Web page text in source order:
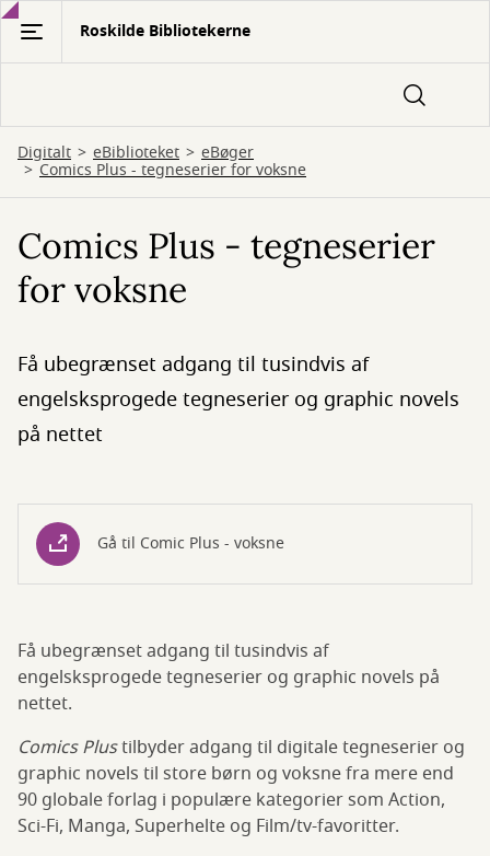
Gå
hovedindhold
Roskilde Bibliotekerne
Digitalt eBiblioteket eBøger
Comics Plus - tegneserier for voksne
Comics Plus - tegneserier
for voksne
Få ubegrænset adgang til tusindvis af
engelsksprogede tegneserier og graphic novels
på nettet
Gå til Comic Plus - voksne
Få ubegrænset adgang til tusindvis af
engelsksprogede tegneserier og graphic novels på
nettet.
Comics Plustilbyder adgang til digitale tegneserier og
graphic novels til store børn og voksne fra mere end
90 globale forlag i populære kategorier som Action,
Sci-Fi, Manga, Superhelte og Film/tv-favoritter.